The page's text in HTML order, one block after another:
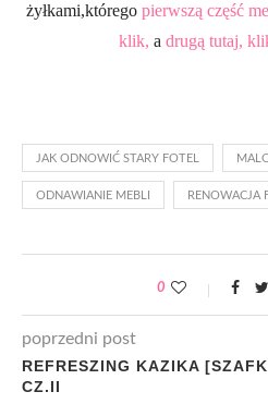
żyłkami,którego pierwszą część
klik, a drugą tutaj,
JAK ODNOWIĆ STARY FOTEL
ODNAWIANIE MEBLI RENOWACJA
0
poprzedni post
REFRESZING KAZIKA
CZ.II